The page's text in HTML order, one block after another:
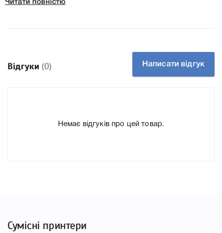
друкувальної техніки, до якого підходить Картридж
Canon PFI-1000C (0547C001) Cyan, що дозволить Вам
легко підтвердити правильність вибору.
Читати повністю
Відгуки (0) Написати відгук
Немає відгуків про цей товар.
Сумісні принтери